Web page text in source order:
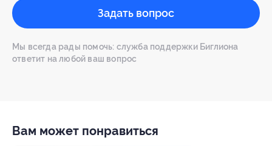
Задать вопрос
Мы всегда рады помочь: служба поддержки Биглиона
ответит на любой ваш вопрос
Вам может понравиться